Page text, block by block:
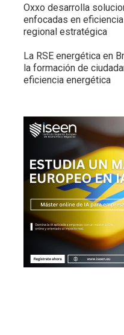
Oxxo desarrolla
enfocadas en
regional estratégica
La RSE energética en
la formación de
eficiencia energética